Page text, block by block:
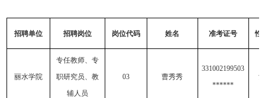
招聘单位 招聘岗位 岗位代码 姓名 准考证号 性
丽水学院
专任教师、专
职研究员、教
辅人员
03 曹秀秀
331002199503
******
女